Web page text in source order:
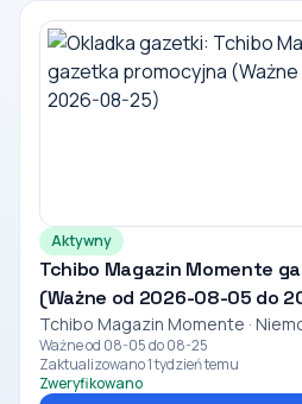
Aktywny
Tchibo Magazin Momente
(Ważne od 2026-08-05 do
Tchibo Magazin Momente ·
Ważne od 08-05 do 08-25
Zaktualizowano 1 tydzień temu
Zweryfikowano